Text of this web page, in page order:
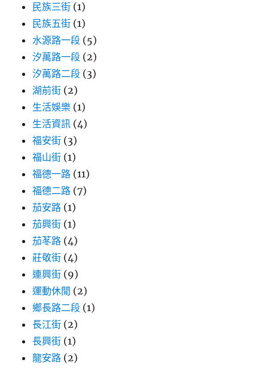
民族三街 (1)
民族五街 (1)
水源路一段 (5)
汐萬路一段 (2)
汐萬路二段 (3)
湖前街 (2)
生活娛樂 (1)
生活資訊 (4)
福安街 (3)
福山街 (1)
福德一路 (11)
福德二路 (7)
茄安路 (1)
茄興街 (1)
茄苳路 (4)
莊敬街 (4)
連興街 (9)
運動休閒 (2)
鄉長路二段 (1)
長江街 (2)
長興街 (1)
龍安路 (2)